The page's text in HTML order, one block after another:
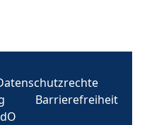
Barrierefreiheit